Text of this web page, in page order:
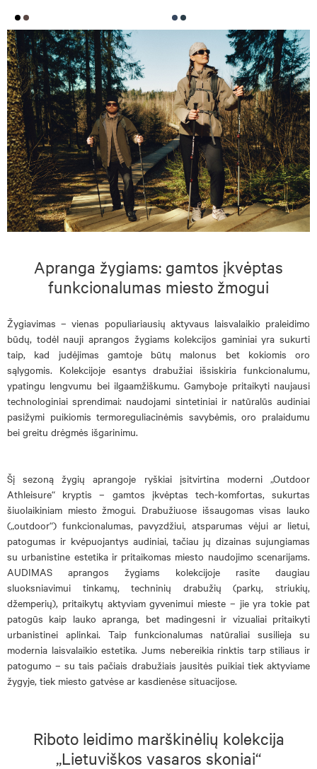
Apranga žygiams: gamtos įkvėptas
funkcionalumas miesto žmogui
Žygiavimas – vienas populiariausių aktyvaus laisvalaikio praleidimo
būdų, todėl nauji aprangos žygiams kolekcijos gaminiai yra sukurti
taip, kad judėjimas gamtoje būtų malonus bet kokiomis oro
sąlygomis. Kolekcijoje esantys drabužiai išsiskiria funkcionalumu,
ypatingu lengvumu bei ilgaamžiškumu. Gamyboje pritaikyti naujausi
technologiniai sprendimai: naudojami sintetiniai ir natūralūs audiniai
pasižymi puikiomis termoreguliacinėmis savybėmis, oro pralaidumu
bei greitu drėgmės išgarinimu.
Šį sezoną žygių aprangoje ryškiai įsitvirtina moderni „Outdoor
Athleisure“ kryptis – gamtos įkvėptas tech-komfortas, sukurtas
šiuolaikiniam miesto žmogui. Drabužiuose išsaugomas visas lauko
(„outdoor“) funkcionalumas, pavyzdžiui, atsparumas vėjui ar lietui,
patogumas ir kvėpuojantys audiniai, tačiau jų dizainas sujungiamas
su urbanistine estetika ir pritaikomas miesto naudojimo scenarijams.
AUDIMAS aprangos žygiams kolekcijoje rasite daugiau
sluoksniavimui tinkamų, techninių drabužių (parkų, striukių,
džemperių), pritaikytų aktyviam gyvenimui mieste – jie yra tokie pat
patogūs kaip lauko apranga, bet madingesni ir vizualiai pritaikyti
urbanistinei aplinkai. Taip funkcionalumas natūraliai susilieja su
modernia laisvalaikio estetika. Jums nebereikia rinktis tarp stiliaus ir
patogumo – su tais pačiais drabužiais jausitės puikiai tiek aktyviame
žygyje, tiek miesto gatvėse ar kasdienėse situacijose.
Riboto leidimo marškinėlių kolekcija
„Lietuviškos vasaros skoniai“